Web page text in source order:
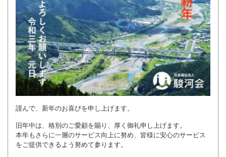
謹んで、新年のお喜びを申し上げます。
旧年中は、格別のご愛顧を賜り、厚く御礼申し上げます。
本年もさらに一層のサービス向上に努め、皆様に安心のサービス
をご提供できるよう努めて参ります。